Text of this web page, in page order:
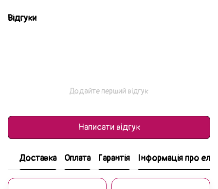
Відгуки
Додайте перший відгук
Написати відгук
Доставка Оплата Гарантія Інформація про